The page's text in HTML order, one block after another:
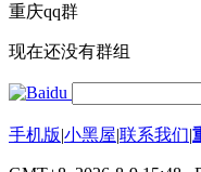
重庆qq群
现在还没有群组
手机版|小黑屋|联系我们|